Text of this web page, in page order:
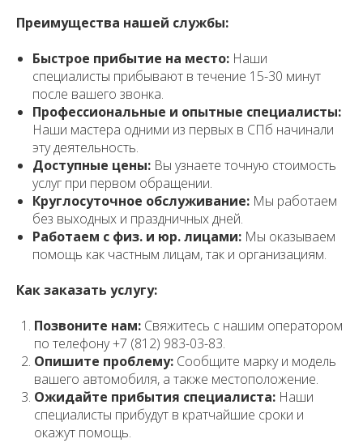
Преимущества нашей службы:
Быстрое прибытие на место: Наши
специалисты прибывают в течение 15-30 минут
после вашего звонка.
Профессиональные и опытные специалисты:
Наши мастера одними из первых в СПб начинали
эту деятельность.
Доступные цены: Вы узнаете точную стоимость
услуг при первом обращении.
Круглосуточное обслуживание: Мы работаем
без выходных и праздничных дней.
Работаем с физ. и юр. лицами: Мы оказываем
помощь как частным лицам, так и организациям.
Как заказать услугу:
Позвоните нам: Свяжитесь с нашим оператором
по телефону +7 (812) 983-03-83.
Опишите проблему: Сообщите марку и модель
вашего автомобиля, а также местоположение.
Ожидайте прибытия специалиста: Наши
специалисты прибудут в кратчайшие сроки и
окажут помощь.